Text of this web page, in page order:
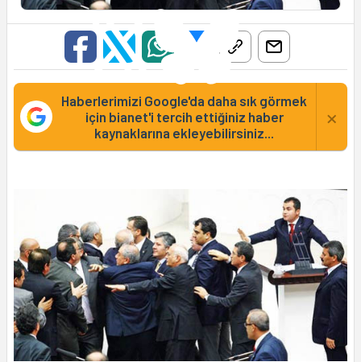
Haberlerimizi Google'da daha sık görmek
için bianet'i tercih ettiğiniz haber
kaynaklarına ekleyebilirsiniz...
×